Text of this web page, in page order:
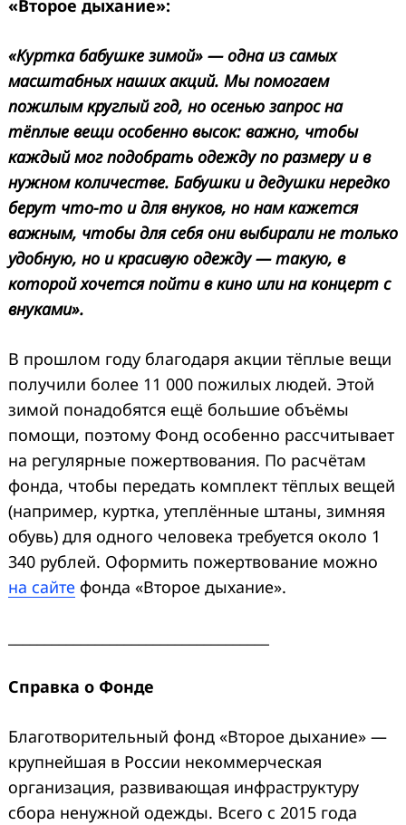
«Второе дыхание»:
«Куртка бабушке зимой» — одна из самых
масштабных наших акций. Мы помогаем
пожилым круглый год, но осенью запрос на
тёплые вещи особенно высок: важно, чтобы
каждый мог подобрать одежду по размеру и в
нужном количестве. Бабушки и дедушки нередко
берут что-то и для внуков, но нам кажется
важным, чтобы для себя они выбирали не только
удобную, но и красивую одежду — такую, в
которой хочется пойти в кино или на концерт с
внуками».
В прошлом году благодаря акции тёплые вещи
получили более 11 000 пожилых людей. Этой
зимой понадобятся ещё большие объёмы
помощи, поэтому Фонд особенно рассчитывает
на регулярные пожертвования. По расчётам
фонда, чтобы передать комплект тёплых вещей
(например, куртка, утеплённые штаны, зимняя
обувь) для одного человека требуется около 1
340 рублей. Оформить пожертвование можно
на сайте фонда «Второе дыхание».
Справка о Фонде
Благотворительный фонд «Второе дыхание» —
крупнейшая в России некоммерческая
организация, развивающая инфраструктуру
сбора ненужной одежды. Всего с 2015 года